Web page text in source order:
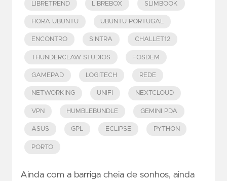
LIBRETREND LIBREBOX SLIMBOOK
HORA UBUNTU UBUNTU PORTUGAL
ENCONTRO SINTRA CHALLET12
THUNDERCLAW STUDIOS FOSDEM
GAMEPAD LOGITECH REDE
NETWORKING UNIFI NEXTCLOUD
VPN HUMBLEBUNDLE GEMINI PDA
ASUS GPL ECLIPSE PYTHON
PORTO
Ainda com a barriga cheia de sonhos, ainda